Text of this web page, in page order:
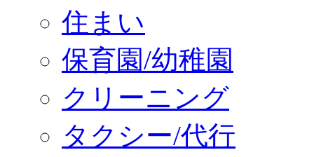
住まい
保育園/幼稚園
クリーニング
タクシー/代行